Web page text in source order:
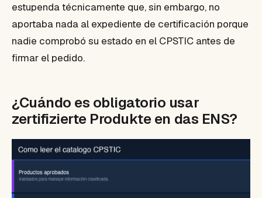
estupenda técnicamente que, sin embargo, no
aportaba nada al expediente de certificación porque
nadie comprobó su estado en el CPSTIC antes de
firmar el pedido.
¿Cuándo es obligatorio usar
zertifizierte Produkte en das ENS?